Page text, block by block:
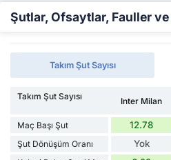
Şutlar, Ofsaytlar, Fauller ve
Takım Şut Sayısı
Takım Şut Sayısı Inter Milan
Maç Başı Şut 12.78
Şut Dönüşüm Oranı Yok